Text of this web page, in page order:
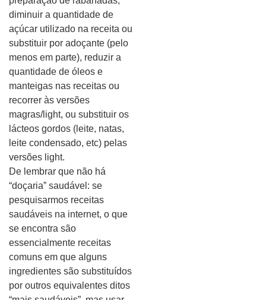
diminuir a quantidade de
açúcar utilizado na receita ou
substituir por adoçante (pelo
menos em parte), reduzir a
quantidade de óleos e
manteigas nas receitas ou
recorrer às versões
magras/light, ou substituir os
lácteos gordos (leite, natas,
leite condensado, etc) pelas
versões light.
De lembrar que não há
“doçaria” saudável: se
pesquisarmos receitas
saudáveis na internet, o que
se encontra são
essencialmente receitas
comuns em que alguns
ingredientes são substituídos
por outros equivalentes ditos